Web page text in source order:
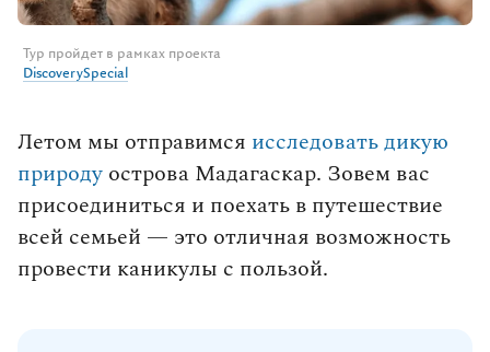
Тур пройдет в рамках проекта
DiscoverySpecial
Летом мы отправимся исследовать дикую
природу острова Мадагаскар. Зовем вас
присоединиться и поехать в путешествие
всей семьей — это отличная возможность
провести каникулы с пользой.